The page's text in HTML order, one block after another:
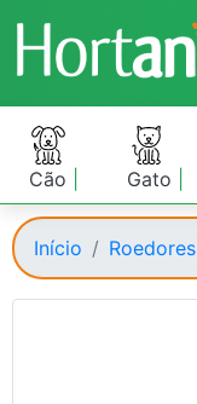
Cão Gato
Início Roedores